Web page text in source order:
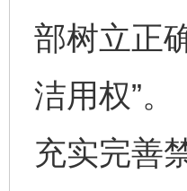
部树立正
洁用权”
充实完善